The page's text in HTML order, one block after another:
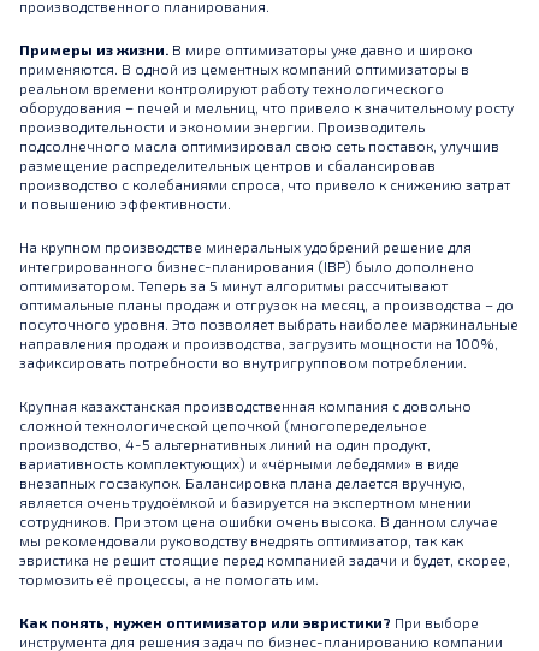
производственного планирования.
Примеры из жизни. В мире оптимизаторы уже давно и широко
применяются. В одной из цементных компаний оптимизаторы в
реальном времени контролируют работу технологического
оборудования – печей и мельниц, что привело к значительному росту
производительности и экономии энергии. Производитель
подсолнечного масла оптимизировал свою сеть поставок, улучшив
размещение распределительных центров и сбалансировав
производство с колебаниями спроса, что привело к снижению затрат
и повышению эффективности.
На крупном производстве минеральных удобрений решение для
интегрированного бизнес-планирования (IBP) было дополнено
оптимизатором. Теперь за 5 минут алгоритмы рассчитывают
оптимальные планы продаж и отгрузок на месяц, а производства – до
посуточного уровня. Это позволяет выбрать наиболее маржинальные
направления продаж и производства, загрузить мощности на 100%,
зафиксировать потребности во внутригрупповом потреблении.
Крупная казахстанская производственная компания с довольно
сложной технологической цепочкой (многопередельное
производство, 4-5 альтернативных линий на один продукт,
вариативность комплектующих) и «чёрными лебедями» в виде
внезапных госзакупок. Балансировка плана делается вручную,
является очень трудоёмкой и базируется на экспертном мнении
сотрудников. При этом цена ошибки очень высока. В данном случае
мы рекомендовали руководству внедрять оптимизатор, так как
эвристика не решит стоящие перед компанией задачи и будет, скорее,
тормозить её процессы, а не помогать им.
Как понять, нужен оптимизатор или эвристики? При выборе
инструмента для решения задач по бизнес-планированию компании